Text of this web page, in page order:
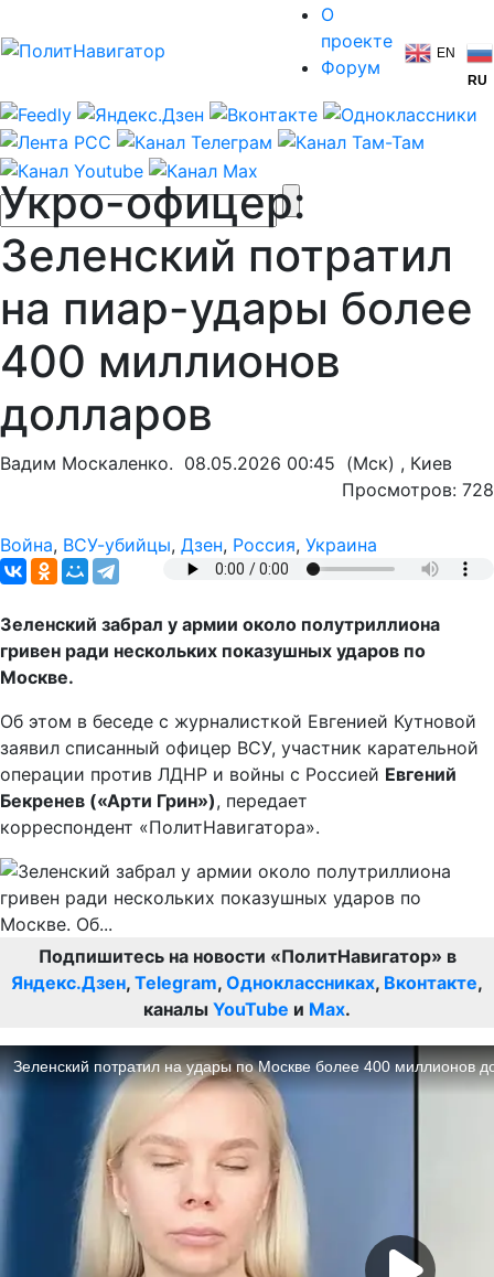
О
проекте
Форум
EN
RU
Укро-офицер:
Зеленский потратил
на пиар-удары более
400 миллионов
долларов
Вадим Москаленко. 08.05.2026 00:45 (Мск) , Киев
Просмотров: 728
Война, ВСУ-убийцы, Дзен, Россия, Украина
Зеленский забрал у армии около полутриллиона
гривен ради нескольких показушных ударов по
Москве.
Об этом в беседе с журналисткой Евгенией Кутновой
заявил списанный офицер ВСУ, участник карательной
операции против ЛДНР и войны с Россией Евгений
Бекренев («Арти Грин»), передает
корреспондент «ПолитНавигатора».
Подпишитесь на новости «ПолитНавигатор» в
Яндекс.Дзен, Telegram, Одноклассниках, Вконтакте,
каналы YouTube и Max.